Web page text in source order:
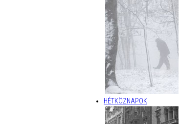
HÉTKÖZNAPOK